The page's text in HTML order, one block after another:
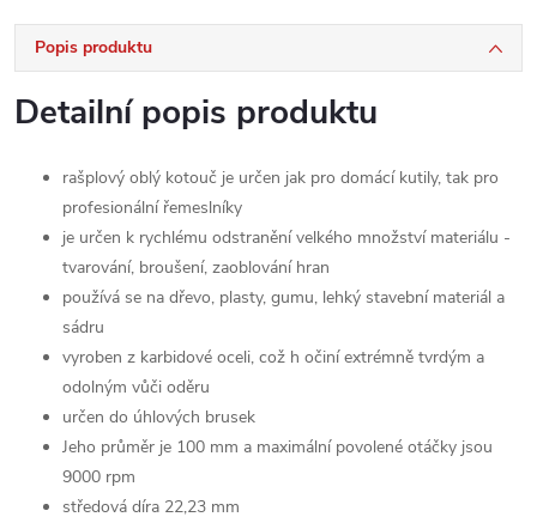
Popis produktu
Detailní popis produktu
rašplový oblý kotouč je určen jak pro domácí kutily, tak pro
profesionální řemeslníky
je určen k rychlému odstranění velkého množství materiálu -
tvarování, broušení, zaoblování hran
používá se na dřevo, plasty, gumu, lehký stavební materiál a
sádru
vyroben z karbidové oceli, což h očiní extrémně tvrdým a
odolným vůči oděru
určen do úhlových brusek
Jeho průměr je 100 mm a maximální povolené otáčky jsou
9000 rpm
středová díra 22,23 mm